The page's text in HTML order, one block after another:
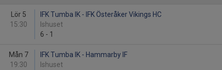
Lör 5
15:30
IFK Tumba IK - IFK Österåker Vikings HC
Ishuset
6 - 1
Mån 7
19:30
IFK Tumba IK - Hammarby IF
Ishuset